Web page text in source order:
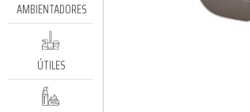
AMBIENTADORES
ÚTILES